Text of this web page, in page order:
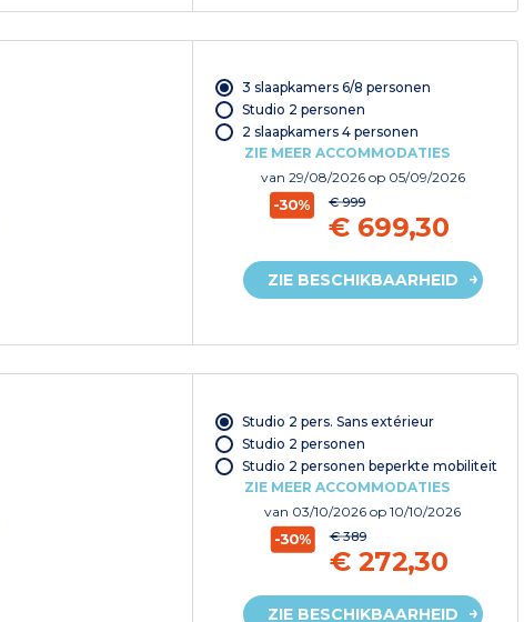
3 slaapkamers 6/8 personen
Studio 2 personen
2 slaapkamers 4 personen
ZIE MEER ACCOMMODATIES
van 29/08/2026 op 05/09/2026
-30% € 999
€ 699,30
ZIE BESCHIKBAARHEID
Studio 2 pers. Sans extérieur
Studio 2 personen
Studio 2 personen beperkte mobiliteit
ZIE MEER ACCOMMODATIES
van 03/10/2026op 10/10/2026
-30% € 389
€ 272,30
ZIE BESCHIKBAARHEID